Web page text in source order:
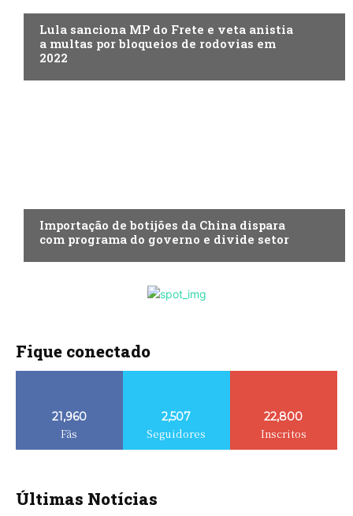
Lula sanciona MP do Frete e veta anistia
a multas por bloqueios de rodovias em
2022
Importação de botijões da China dispara
com programa do governo e divide setor
Fique conectado
21,960
Fãs
2,507
Seguidores
22,800
Inscritos
Últimas Notícias